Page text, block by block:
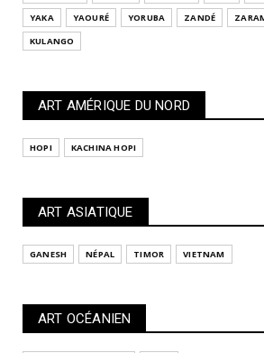
YAKA
YAOURÉ YORUBA ZANDÉ
KULANGO
ART AMÉRIQUE DU NORD
HOPI KACHINA HOPI
ART ASIATIQUE
GANESH NÉPAL TIMOR VIETNAM
ART OCÉANIEN